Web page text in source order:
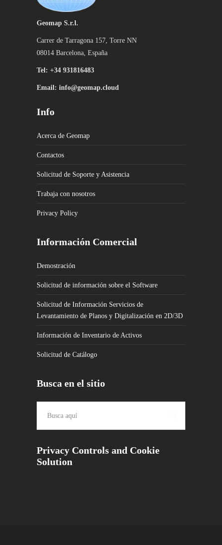
Geomap S.r.l.
Carrer de Tarragona 157, Torre NN
08014 Barcelona, España
Tel: +34 931816483
Email: info@geomap.cloud
Info
Acerca de Geomap
Contactos
Solicitud de Soporte y Asistencia
Trabaja con nosotros
Privacy Policy
Información Comercial
Demostración
Solicitud de información sobre el Software
Solicitud de Información Servicios de
Levantamiento de Planos y Digitalización en 2D/3D
Información de Inventario de Activos
Solicitud de Catálogo
Busca en el sitio
Privacy Controls and Cookie
Solution